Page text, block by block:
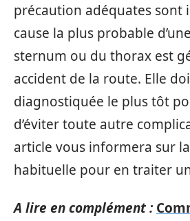
précaution adéquates sont
cause la plus probable
sternum ou du thorax est
accident de la route. Elle
diagnostiquée le plus tôt
d’éviter toute autre
article vous informera sur
habituelle pour en traiter
A lire en complément :